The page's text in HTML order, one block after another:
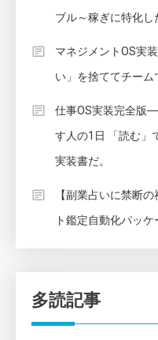
ブル～稼ぎに特化
マネジメントOS実
い」を捨ててチーム
仕事OS実装完全版
す人の1日 「読む」
実装書だ。
【副業占いに禁断
ト鑑定自動化パッケ
多読記事